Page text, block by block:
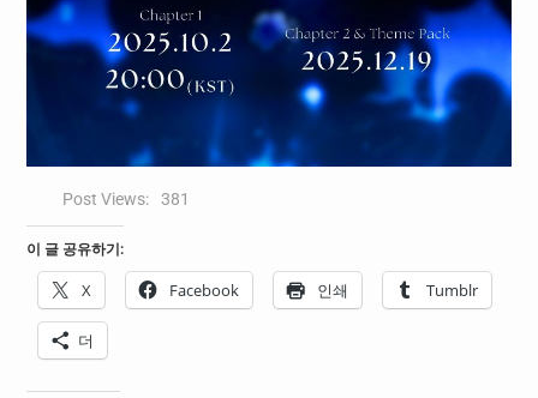
Post Views: 381
이 글 공유하기:
X Facebook 인쇄 Tumblr
더